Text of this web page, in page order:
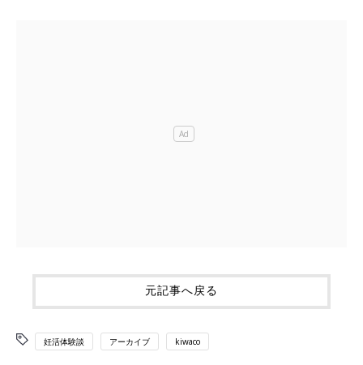
元記事へ戻る
妊活体験談 アーカイブ kiwaco